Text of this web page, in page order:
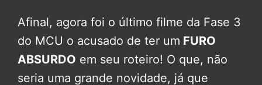
Afinal, agora foi o último filme da Fase 3
do MCU o acusado de ter um FURO
ABSURDO em seu roteiro! O que, não
seria uma grande novidade, já que